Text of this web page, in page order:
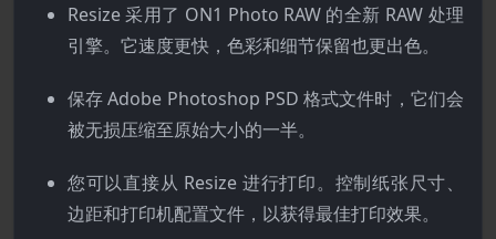
Resize 采用了 ON1 Photo RAW 的全新 RAW 处理
引擎。它速度更快，色彩和细节保留也更出色。
保存 Adobe Photoshop PSD 格式文件时，它们会
被无损压缩至原始大小的一半。
您可以直接从 Resize 进行打印。控制纸张尺寸、
边距和打印机配置文件，以获得最佳打印效果。